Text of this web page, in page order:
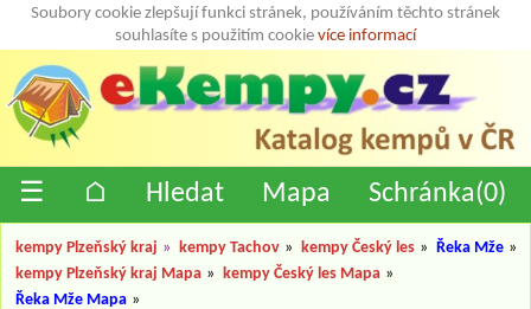
Soubory cookie zlepšují funkci stránek, používáním těchto stránek
souhlasíte s použitím cookie více informací
☰ ⌂ Hledat Mapa Schránka(0)
kempy Plzeňský kraj » kempy Tachov » kempy Český les » Řeka Mže »
kempy Plzeňský kraj Mapa » kempy Český les Mapa »
Řeka Mže Mapa »